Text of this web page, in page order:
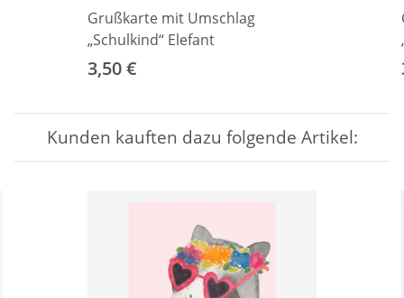
Grußkarte mit Umschlag
„Schulkind“ Elefant
3,50 €
Kunden kauften dazu folgende Artikel: